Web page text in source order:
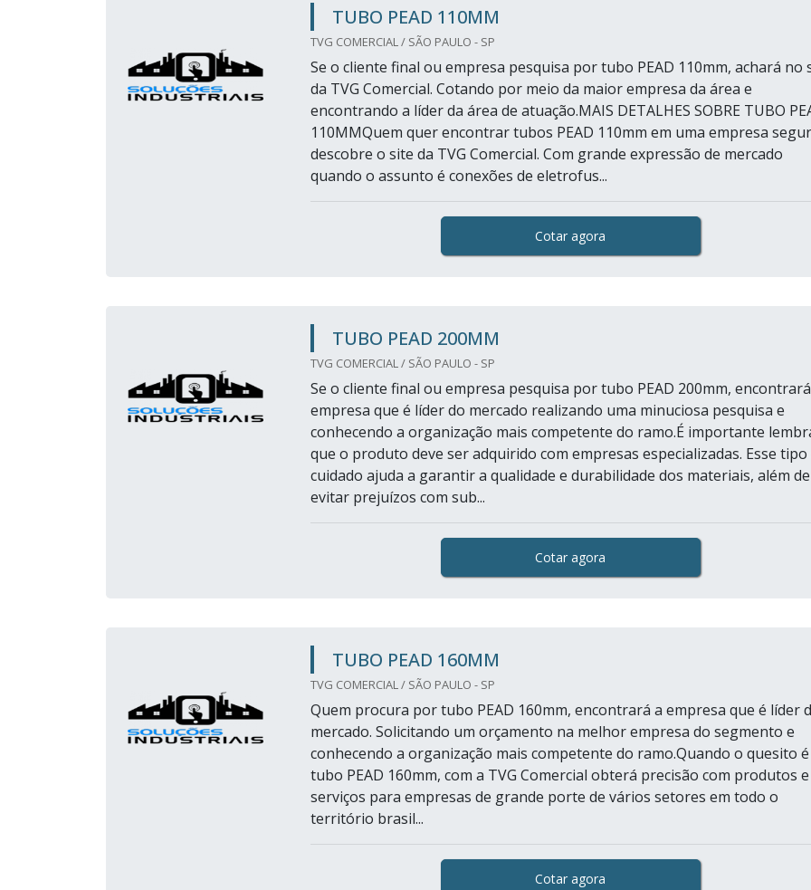
TUBO PEAD 110MM
TVG COMERCIAL / SÃO PAULO - SP
Se o cliente final ou empresa pesquisa por tubo PEAD 110mm, achará no
da TVG Comercial. Cotando por meio da maior empresa da área e
encontrando a líder da área de atuação.MAIS DETALHES SOBRE TUBO
110MMQuem quer encontrar tubos PEAD 110mm em uma empresa
descobre o site da TVG Comercial. Com grande expressão de mercado
quando o assunto é conexões de eletrofus...
Cotar agora
TUBO PEAD 200MM
TVG COMERCIAL / SÃO PAULO - SP
Se o cliente final ou empresa pesquisa por tubo PEAD 200mm,
empresa que é líder do mercado realizando uma minuciosa pesquisa e
conhecendo a organização mais competente do ramo.É importante
que o produto deve ser adquirido com empresas especializadas. Esse tipo
cuidado ajuda a garantir a qualidade e durabilidade dos materiais, além de
evitar prejuízos com sub...
Cotar agora
TUBO PEAD 160MM
TVG COMERCIAL / SÃO PAULO - SP
Quem procura por tubo PEAD 160mm, encontrará a empresa que é líder
mercado. Solicitando um orçamento na melhor empresa do segmento e
conhecendo a organização mais competente do ramo.Quando o quesito é
tubo PEAD 160mm, com a TVG Comercial obterá precisão com produtos e
serviços para empresas de grande porte de vários setores em todo o
território brasil...
Cotar agora